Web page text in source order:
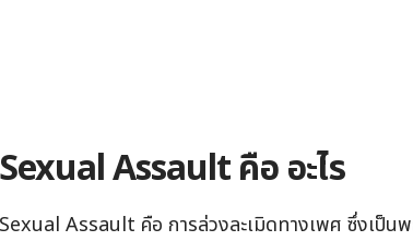
Sexual Assault คือ อะไร
Sexual Assault คือ การล่วงละเมิดทางเพศ ซึ่งเป็